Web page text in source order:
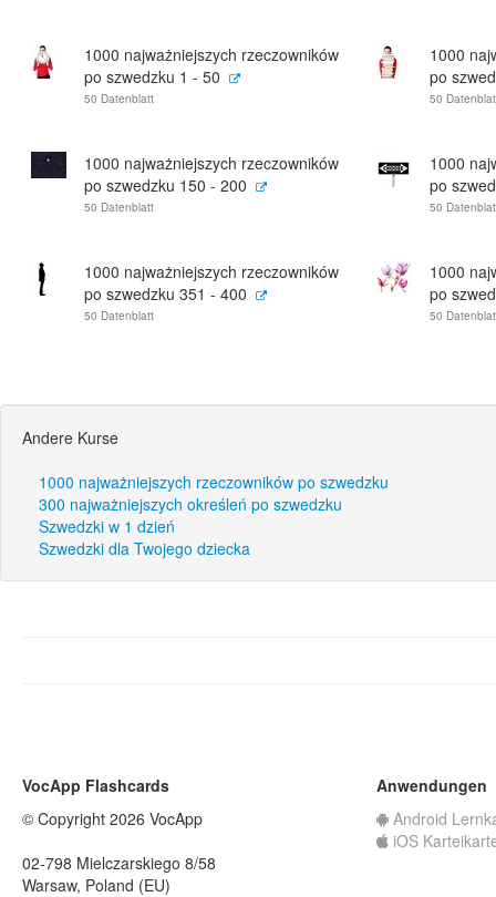
1000 najważniejszych rzeczowników
po szwedzku 1 - 50
50 Datenblatt
1000
po
50
1000 najważniejszych rzeczowników
po szwedzku 150 - 200
50 Datenblatt
1000
po
50
1000 najważniejszych rzeczowników
po szwedzku 351 - 400
50 Datenblatt
1000
po
50
Andere Kurse
1000 najważniejszych rzeczowników po szwedzku
300 najważniejszych określeń po szwedzku
Szwedzki w 1 dzień
Szwedzki dla Twojego dziecka
VocApp Flashcards
© Copyright 2026 VocApp
02-798 Mielczarskiego 8/58
Warsaw, Poland (EU)
Anwendungen
Android
iOS